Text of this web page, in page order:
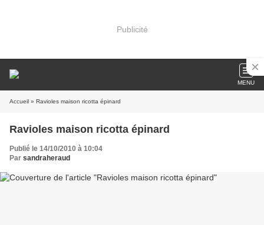
Publicité
MENU
Accueil » Ravioles maison ricotta épinard
Ravioles maison ricotta épinard
Publié le 14/10/2010 à 10:04
Par sandraheraud